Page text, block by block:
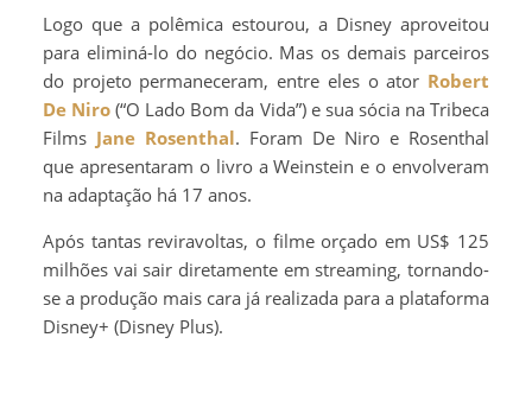
Logo que a polêmica estourou, a Disney aproveitou
para eliminá-lo do negócio. Mas os demais parceiros
do projeto permaneceram, entre eles o ator Robert
De Niro (“O Lado Bom da Vida”) e sua sócia na Tribeca
Films Jane Rosenthal. Foram De Niro e Rosenthal
que apresentaram o livro a Weinstein e o envolveram
na adaptação há 17 anos.
Após tantas reviravoltas, o filme orçado em US$ 125
milhões vai sair diretamente em streaming, tornando-
se a produção mais cara já realizada para a plataforma
Disney+ (Disney Plus).